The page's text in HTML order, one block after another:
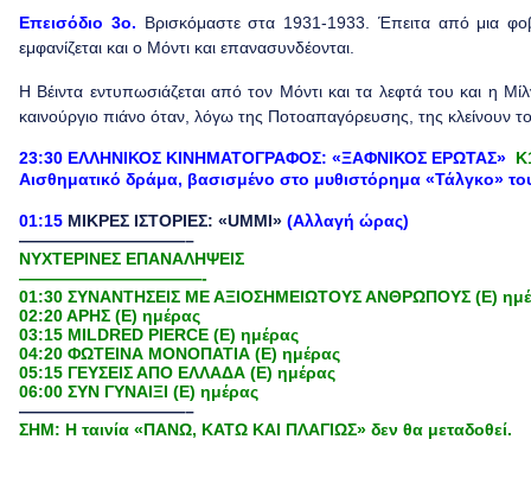
Eπεισόδιο 3ο. Βρισκόμαστε στα 1931-1933. Έπειτα από μια
εμφανίζεται και ο Μόντι και επανασυνδέονται.
Η Βέιντα εντυπωσιάζεται από τον Μόντι και τα λεφτά του και η
καινούργιο πιάνο όταν, λόγω της Ποτοαπαγόρευσης, της κλείνουν το
23:30 ΕΛΛΗΝΙΚΟΣ ΚΙΝΗΜΑΤΟΓΡΑΦΟΣ: «ΞΑΦΝΙΚΟΣ ΕΡΩΤΑΣ»
Αισθηματικό δράμα, βασισμένο στο μυθιστόρημα «Τάλγκο»
01:15 ΜΙΚΡΕΣ ΙΣΤΟΡΙΕΣ: «UMMI» (Αλλαγή ώρας)
——————————–
ΝΥΧΤΕΡΙΝΕΣ ΕΠΑΝΑΛΗΨΕΙΣ
———————————-
01:30 ΣΥΝΑΝΤΗΣΕΙΣ ΜΕ ΑΞΙΟΣΗΜΕΙΩΤΟΥΣ ΑΝΘΡΩΠΟΥΣ (E)
02:20 ΑΡΗΣ (Ε) ημέρας
03:15 MILDRED PIERCE (Ε) ημέρας
04:20 ΦΩΤΕΙΝΑ ΜΟΝΟΠΑΤΙΑ (Ε) ημέρας
05:15 ΓΕΥΣΕΙΣ ΑΠΟ ΕΛΛΑΔΑ (E) ημέρας
06:00 ΣΥΝ ΓΥΝΑΙΞΙ (Ε) ημέρας
——————————–
ΣΗΜ: Η ταινία «ΠΑΝΩ, ΚΑΤΩ ΚΑΙ ΠΛΑΓΙΩΣ» δεν θα μεταδοθεί.